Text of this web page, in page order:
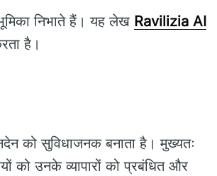
निभाते हैं। यह लेख Ravilizia AI
है।
को सुविधाजनक बनाता है। मुख्यतः
को उनके व्यापारों को प्रबंधित और